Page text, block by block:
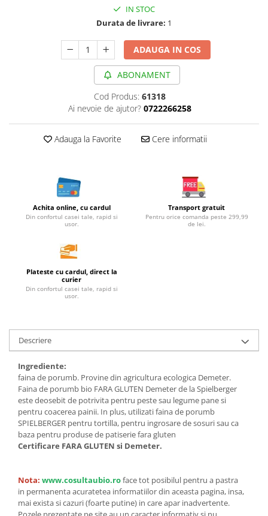
Orez, Faina si Premixuri
Pudre si prafuri
Supe
Conserve, Pateuri, creme
Leguminoase si seminte
Fermenti si gelifianti
Produse din soia
Sare si inlocuitori
Produse care inlocuiesc carnea
Unt, alternativa unt
Paine bio
Paste
Ciocolata
Creme
Bomboane, Caramele si Jeleuri
Biscuiti si napolitane
Inghetata
Zahar si indulcitori
Batoane
Guma de mestecat bio
Snacksuri
IN STOC
Durata de livrare: 1
ADAUGA IN COS
ABONAMENT
Cod Produs: 61318
Ai nevoie de ajutor? 0722266258
Adauga la Favorite Cere informatii
Achita online, cu cardul
Din confortul casei tale, rapid si
usor.
Transport gratuit
Pentru orice comanda peste 299,99
de lei.
Plateste cu cardul, direct la
curier
Din confortul casei tale, rapid si
usor.
Descriere
Ingrediente:
faina de porumb. Provine din agricultura ecologica Demeter.
Faina de porumb bio FARA GLUTEN Demeter de la Spielberger
este deosebit de potrivita pentru peste sau legume pane si
pentru coacerea painii. In plus, utilizati faina de porumb
SPIELBERGER pentru tortilla, pentru ingrosare de sosuri sau ca
baza pentru produse de patiserie fara gluten
Certificare FARA GLUTEN si Demeter.
Nota: www.cosultaubio.roface tot posibilul pentru a pastra
in permanenta acuratetea informatiilor din aceasta pagina, insa,
mai exista si cazuri (foarte putine) in care apar inadvertente.